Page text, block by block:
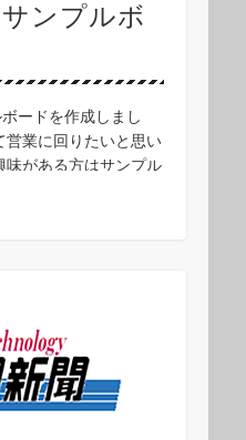
サンプルボ
ードを作成しまし
営業に回りたいと思い
味がある方はサンプル